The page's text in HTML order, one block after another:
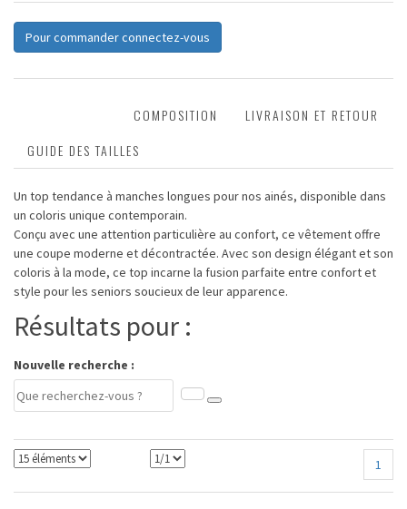
Pour commander connectez-vous
COMPOSITION
LIVRAISON ET RETOUR
GUIDE DES TAILLES
Un top tendance à manches longues pour nos ainés, disponible dans
un coloris unique contemporain.
Conçu avec une attention particulière au confort, ce vêtement offre
une coupe moderne et décontractée. Avec son design élégant et son
coloris à la mode, ce top incarne la fusion parfaite entre confort et
style pour les seniors soucieux de leur apparence.
Résultats pour :
Nouvelle recherche :
1